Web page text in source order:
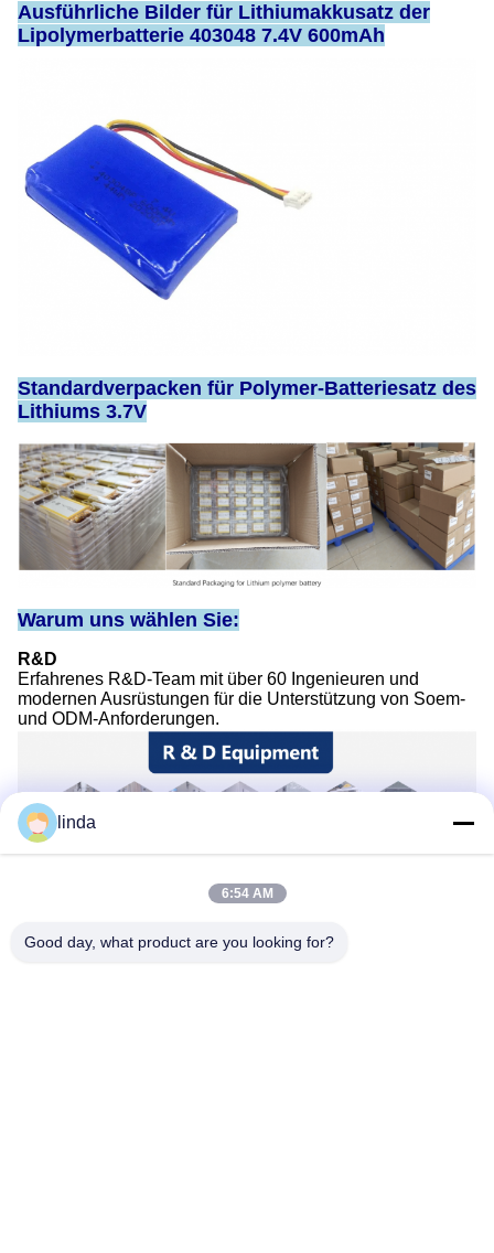
Ausführliche Bilder für Lithiumakkusatz der
Lipolymerbatterie 403048 7.4V 600mAh
Standardverpacken für Polymer-Batteriesatz des
Lithiums 3.7V
Warum uns wählen Sie:
R&D
Erfahrenes R&D-Team mit über 60 Ingenieuren und
modernen Ausrüstungen für die Unterstützung von Soem-
und ODM-Anforderungen.
linda
6:54 AM
Good day, what product are you looking for?